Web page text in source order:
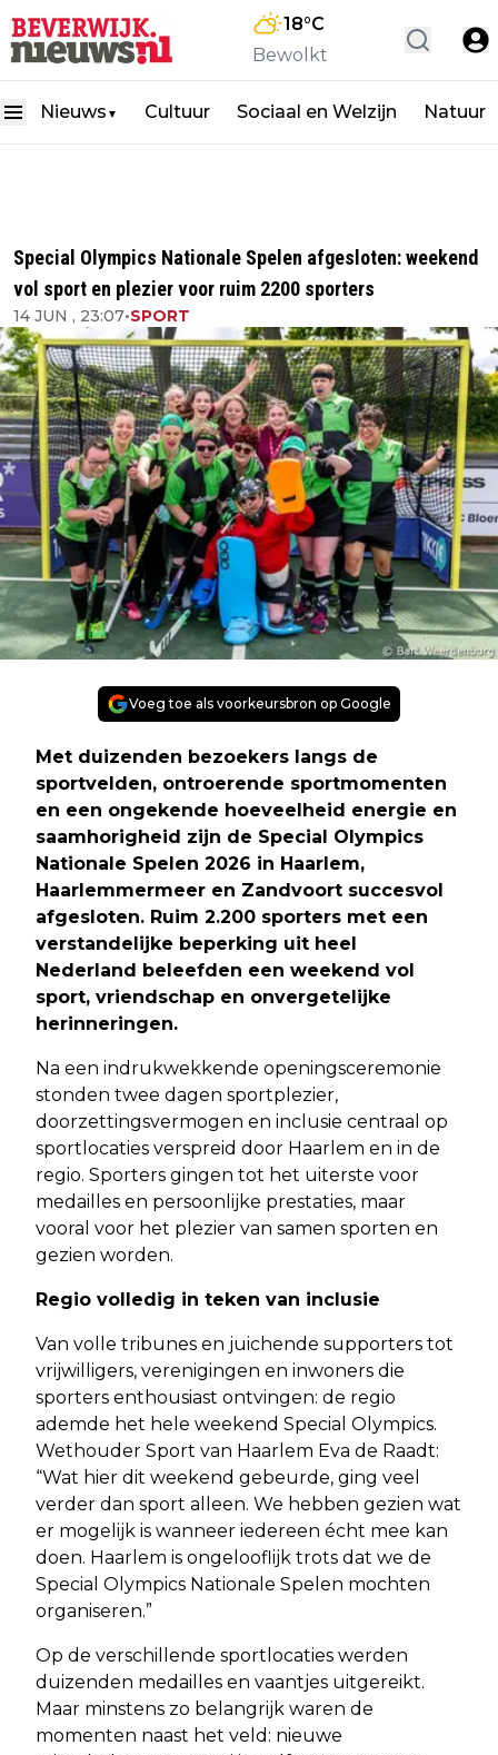
18°C
Bewolkt
Nieuws ▼ Cultuur Sociaal en Welzijn Natuur
Special Olympics Nationale Spelen afgesloten: weekend
vol sport en plezier voor ruim 2200 sporters
14 JUN , 23:07•SPORT
Voeg toe als voorkeursbron op Google
Met duizenden bezoekers langs de
sportvelden, ontroerende sportmomenten
en een ongekende hoeveelheid energie en
saamhorigheid zijn de Special Olympics
Nationale Spelen 2026 in Haarlem,
Haarlemmermeer en Zandvoort succesvol
afgesloten. Ruim 2.200 sporters met een
verstandelijke beperking uit heel
Nederland beleefden een weekend vol
sport, vriendschap en onvergetelijke
herinneringen.
Na een indrukwekkende openingsceremonie
stonden twee dagen sportplezier,
doorzettingsvermogen en inclusie centraal op
sportlocaties verspreid door Haarlem en in de
regio. Sporters gingen tot het uiterste voor
medailles en persoonlijke prestaties, maar
vooral voor het plezier van samen sporten en
gezien worden.
Regio volledig in teken van inclusie
Van volle tribunes en juichende supporters tot
vrijwilligers, verenigingen en inwoners die
sporters enthousiast ontvingen: de regio
ademde het hele weekend Special Olympics.
Wethouder Sport van Haarlem Eva de Raadt:
“Wat hier dit weekend gebeurde, ging veel
verder dan sport alleen. We hebben gezien wat
er mogelijk is wanneer iedereen écht mee kan
doen. Haarlem is ongelooflijk trots dat we de
Special Olympics Nationale Spelen mochten
organiseren.”
Op de verschillende sportlocaties werden
duizenden medailles en vaantjes uitgereikt.
Maar minstens zo belangrijk waren de
momenten naast het veld: nieuwe